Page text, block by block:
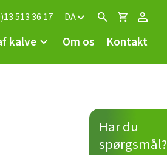
513 36 17 DA
kalve Om os Kontakt
Har du
spørgsmål?